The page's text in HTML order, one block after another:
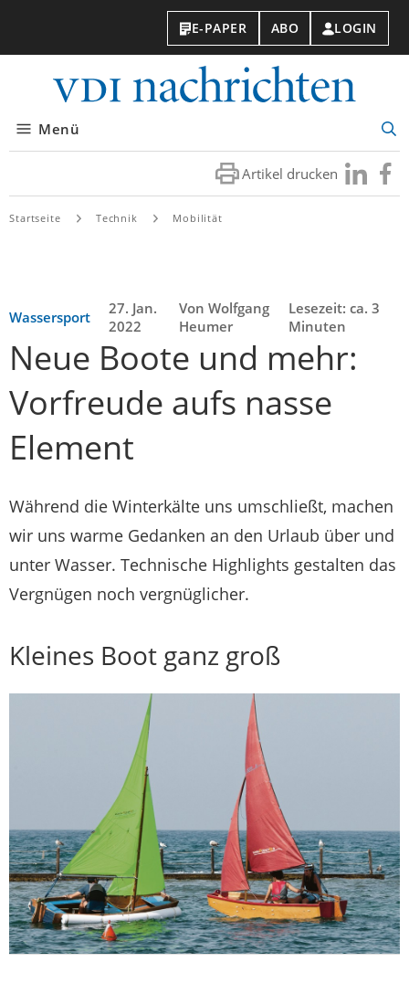
E-PAPER ABO LOGIN
Menü
Artikel drucken Besuchen
Sie
Sie
Startseite Technik Mobilität
Wassersport
27. Jan.
2022
Von Wolfgang
Heumer
Lesezeit: ca. 3
Minuten
Neue Boote und mehr:
Vorfreude aufs nasse
Element
Während die Winterkälte uns umschließt, machen
wir uns warme Gedanken an den Urlaub über und
unter Wasser. Technische Highlights gestalten das
Vergnügen noch vergnüglicher.
Kleines Boot ganz groß